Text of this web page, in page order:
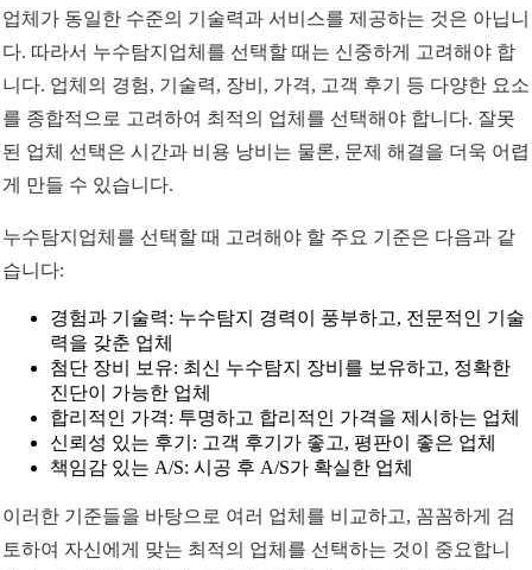
업체가 동일한 수준의 기술력과 서비스를 제공하는 것은 아닙니
다. 따라서 누수탐지업체를 선택할 때는 신중하게 고려해야 합
니다. 업체의 경험, 기술력, 장비, 가격, 고객 후기 등 다양한 요소
를 종합적으로 고려하여 최적의 업체를 선택해야 합니다. 잘못
된 업체 선택은 시간과 비용 낭비는 물론, 문제 해결을 더욱 어렵
게 만들 수 있습니다.
누수탐지업체를 선택할 때 고려해야 할 주요 기준은 다음과 같
습니다:
경험과 기술력: 누수탐지 경력이 풍부하고, 전문적인 기술
력을 갖춘 업체
첨단 장비 보유: 최신 누수탐지 장비를 보유하고, 정확한
진단이 가능한 업체
합리적인 가격: 투명하고 합리적인 가격을 제시하는 업체
신뢰성 있는 후기: 고객 후기가 좋고, 평판이 좋은 업체
책임감 있는 A/S: 시공 후 A/S가 확실한 업체
이러한 기준들을 바탕으로 여러 업체를 비교하고, 꼼꼼하게 검
토하여 자신에게 맞는 최적의 업체를 선택하는 것이 중요합니